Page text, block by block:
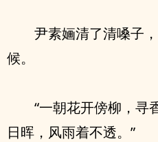
尹素婳清了清嗓子
候。
“一朝花开傍柳，寻
日晖，风雨着不透。”